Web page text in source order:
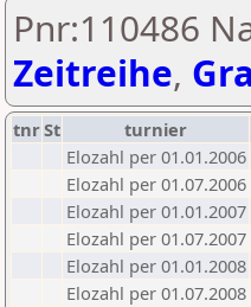
Pnr:110486
Zeitreihe,
tnrSt turnier
Elozahl per 01.01.2006
Elozahl per 01.07.2006
Elozahl per 01.01.2007
Elozahl per 01.07.2007
Elozahl per 01.01.2008
Elozahl per 01.07.2008